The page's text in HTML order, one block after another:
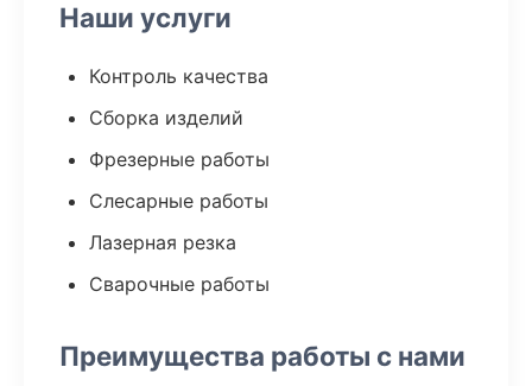
Наши услуги
Контроль качества
Сборка изделий
Фрезерные работы
Слесарные работы
Лазерная резка
Сварочные работы
Преимущества работы с нами